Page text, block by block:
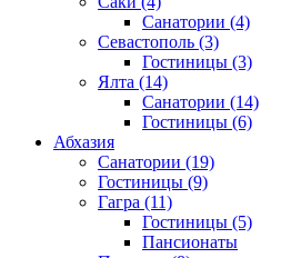
Санатории (4)
Севастополь (3)
Гостиницы (3)
Ялта (14)
Санатории (14)
Гостиницы (6)
Абхазия
Санатории (19)
Гостиницы (9)
Гагра (11)
Гостиницы (5)
Пансионаты